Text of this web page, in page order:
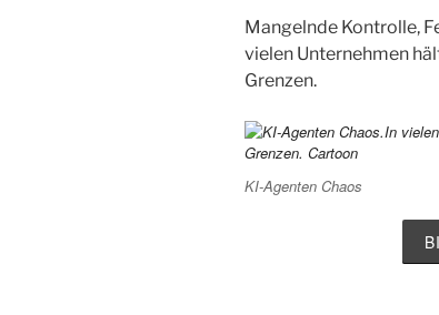
Mangelnde Kontrolle,
vielen Unternehmen
Grenzen.
KI-Agenten Chaos